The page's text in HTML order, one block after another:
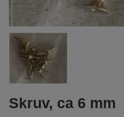
Skruv, ca 6 mm